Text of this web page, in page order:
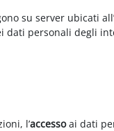
su server ubicati
personali degli
l’accessoai dati